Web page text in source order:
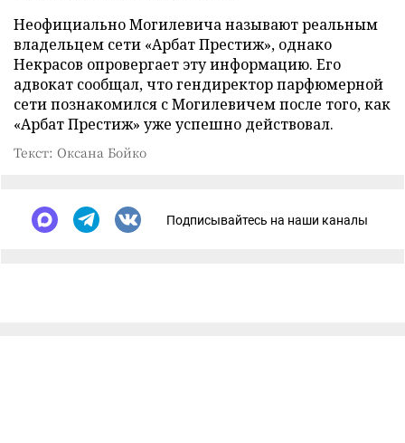
Неофициально Могилевича называют реальным
владельцем сети «Арбат Престиж», однако
Некрасов опровергает эту информацию. Его
адвокат сообщал, что гендиректор парфюмерной
сети познакомился с Могилевичем после того, как
«Арбат Престиж» уже успешно действовал.
Текст: Оксана Бойко
Подписывайтесь на наши каналы